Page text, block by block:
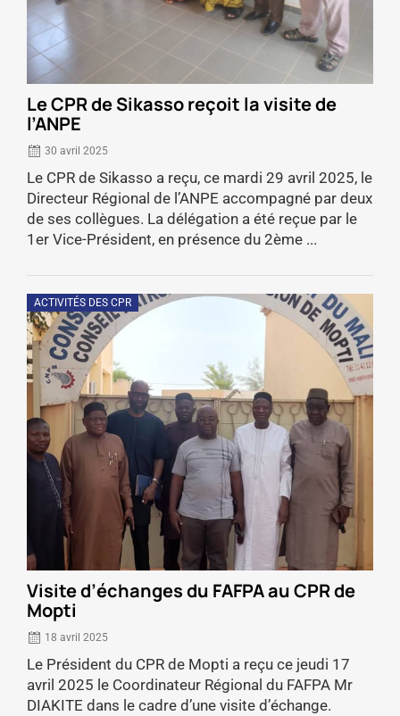
Le CPR de Sikasso reçoit la visite de
l’ANPE
30 avril 2025
Le CPR de Sikasso a reçu, ce mardi 29 avril 2025, le
Directeur Régional de l’ANPE accompagné par deux
de ses collègues. La délégation a été reçue par le
1er Vice-Président, en présence du 2ème ...
ACTIVITÉS DES CPR
Visite d’échanges du FAFPA au CPR de
Mopti
18 avril 2025
Le Président du CPR de Mopti a reçu ce jeudi 17
avril 2025 le Coordinateur Régional du FAFPA Mr
DIAKITE dans le cadre d’une visite d’échange.